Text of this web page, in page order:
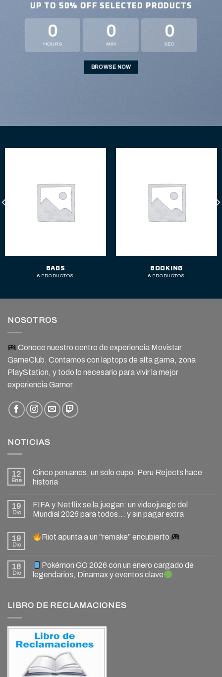
UP TO 50% OFF SELECTED PRODUCTS
0
HOURS
0
MIN
0
SEC
BROWSE NOW
BAGS
6 PRODUCTOS
BOOKING
6 PRODUCTOS
NOSOTROS
Conoce nuestro centro de experiencia Movistar
GameClub. Contamos con laptops de alta gama, zona
PlayStation, y todo lo necesario para vivir la mejor
experiencia Gamer.
NOTICIAS
12
Ene
Cinco peruanos, un solo cupo: Peru Rejects hace
historia
19
Dic
FIFA y Netflix se la juegan: un videojuego del
Mundial 2026 para todos… y sin pagar extra
19
Dic
Riot apunta a un “remake” encubierto
18
Dic
Pokémon GO 2026 con un enero cargado de
legendarios, Dinamax y eventos clave
LIBRO DE RECLAMACIONES